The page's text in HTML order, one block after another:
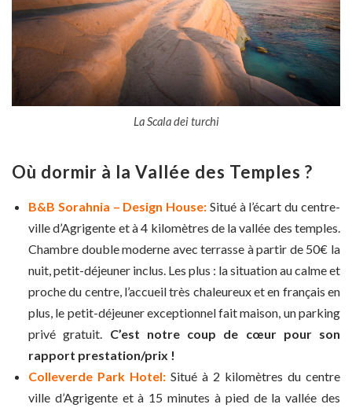
La Scala dei turchi
Où dormir à la Vallée des Temples ?
B&B Sorahnia – Design House: Situé à l’écart du centre-
ville d’Agrigente et à 4 kilomètres de la vallée des temples.
Chambre double moderne avec terrasse à partir de 50€ la
nuit, petit-déjeuner inclus. Les plus : la situation au calme et
proche du centre, l’accueil très chaleureux et en français en
plus, le petit-déjeuner exceptionnel fait maison, un parking
privé gratuit. C’est notre coup de cœur pour son
rapport prestation/prix !
Colleverde Park Hotel: Situé à 2 kilomètres du centre
ville d’Agrigente et à 15 minutes à pied de la vallée des